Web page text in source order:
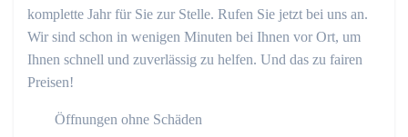
komplette Jahr für Sie zur Stelle. Rufen Sie jetzt bei uns an.
Wir sind schon in wenigen Minuten bei Ihnen vor Ort, um
Ihnen schnell und zuverlässig zu helfen. Und das zu fairen
Preisen!
Öffnungen ohne Schäden